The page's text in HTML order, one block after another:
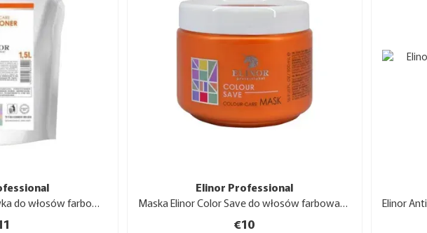
Koncepcja i filozofia marki
Elinor Professional stawia sobie za cel zaoferowanie mistrzom i klientom
zapewniają efekt estetyczny, ale również dbają o zdrowie włosów. Marka
europejskimi technologami, opracowując formuły łączące skuteczność i
uwagę przywiązuje się do doboru składników🌿, takich jak olej arganowy,
pszenicy, a także innowacyjnych kompleksów, na przykład Hairdensyl i
Elinor Color Care Odżywka do włosów farbowanych 1.5 l
Elinor Professional
Maska Elinor Color Save do włosów farbowanych 500 ml
€10